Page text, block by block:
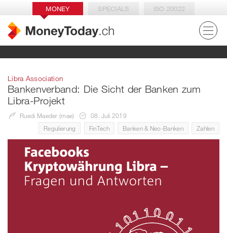
MONEY SPECIALS ISO 20022
Libra Association
Bankenverband: Die Sicht der Banken zum
Libra-Projekt
Ruedi Maeder (mae)
08. Juli 2019
Regulierung
FinTech Banken & Neo-Banken Zahlen